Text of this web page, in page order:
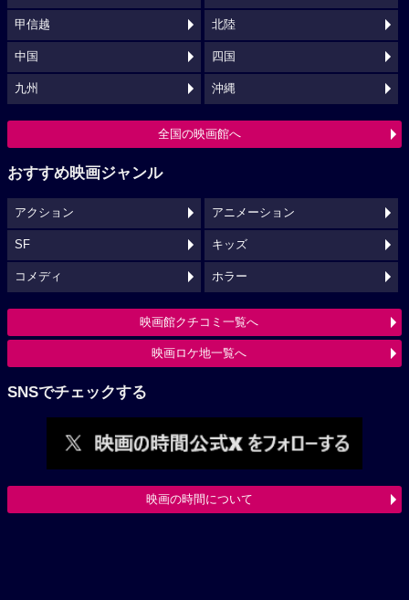
甲信越 北陸
中国 四国
九州 沖縄
全国の映画館へ
おすすめ映画ジャンル
アクション アニメーション
SF キッズ
コメディ ホラー
映画館クチコミ一覧へ
映画ロケ地一覧へ
SNSでチェックする
映画の時間について